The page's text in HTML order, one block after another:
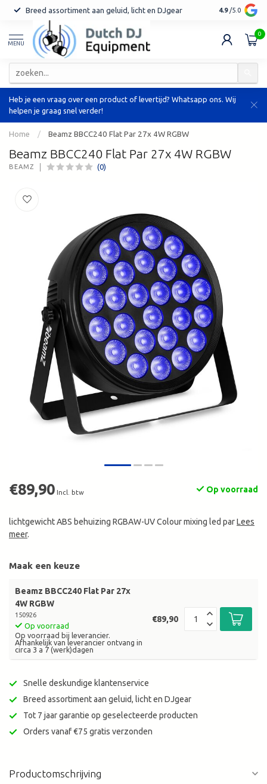
Breed assortiment aan geluid, licht en DJgear Tot 7 jaar
4.9 /5.0
MENU
0
Heb je een vraag over een product of levertijd? Whatsapp ons. Wij
helpen je graag snel verder!
Home / Beamz BBCC240 Flat Par 27x 4W RGBW
Beamz BBCC240 Flat Par 27x 4W RGBW
BEAMZ (0)
€89,90 Incl. btw Op voorraad
lichtgewicht ABS behuizing RGBAW-UV Colour mixing led parLees
meer.
Maak een keuze
Beamz BBCC240 Flat Par 27x
4W RGBW
150926
Op voorraad
Op voorraad bij leverancier.
Afhankelijk van leverancier ontvang in
circa 3 a 7 (werk)dagen
€89,90
Snelle deskundige klantenservice
Breed assortiment aan geluid, licht en DJgear
Tot 7 jaar garantie op geselecteerde producten
Orders vanaf €75 gratis verzonden
Productomschrijving